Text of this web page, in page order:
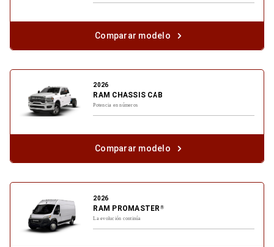
Comparar modelo
2026
RAM CHASSIS CAB
Potencia en números
Comparar modelo
2026
RAM PROMASTER ®
La evolución continúa